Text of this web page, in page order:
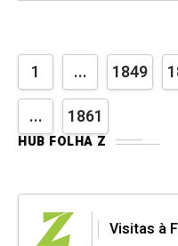
1 ... 1849
...
1861
HUB FOLHA Z
Visitas à